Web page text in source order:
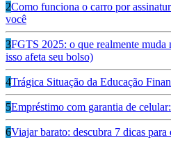
2Como funciona o carro por
você
3FGTS 2025: o que realmente muda
isso afeta seu bolso)
4Trágica Situação da Educação
5Empréstimo com garantia de
6Viajar barato: descubra 7 dicas